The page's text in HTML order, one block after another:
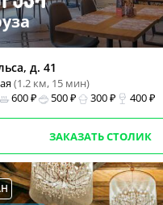
д. 41
(1.2 км, 15 мин)
600 ₽ 500 ₽ 300 ₽ 400 ₽
ЗАКАЗАТЬ СТОЛИК